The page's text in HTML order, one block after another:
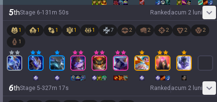
5thStage 6-1 31 m 50s Ranked acum 2 luni
1 1 1 1 1 7 2 2 2 2
2
1
6thStage 5-327m 17s Ranked acum 2 luni